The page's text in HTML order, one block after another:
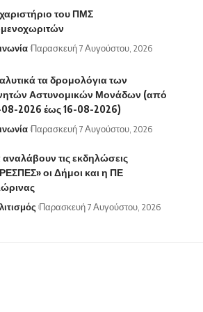
του ΠΜΣ
Παρασκευή 7 Αυγούστου, 2026
τα δρομολόγια των
Αστυνομικών Μονάδων (από
08-2026 έως 16-08-2026)
Παρασκευή 7 Αυγούστου, 2026
τις εκδηλώσεις
οι Δήμοι και η ΠΕ
Παρασκευή 7 Αυγούστου, 2026